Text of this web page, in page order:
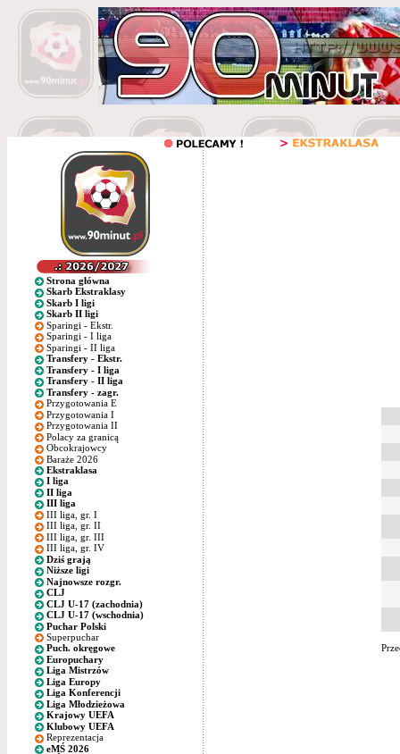
Strona główna
Skarb Ekstraklasy
Skarb I ligi
Skarb II ligi
Sparingi - Ekstr.
Sparingi - I liga
Sparingi - II liga
Transfery - Ekstr.
Transfery - I liga
Transfery - II liga
Transfery - zagr.
Przygotowania E
Przygotowania I
Przygotowania II
Polacy za granicą
Obcokrajowcy
Baraże 2026
Ekstraklasa
I liga
II liga
III liga
III liga, gr. I
III liga, gr. II
III liga, gr. III
III liga, gr. IV
Dziś grają
Niższe ligi
Najnowsze rozgr.
CLJ
CLJ U-17 (zachodnia)
CLJ U-17 (wschodnia)
Puchar Polski
Superpuchar
Puch. okręgowe
Europuchary
Liga Mistrzów
Liga Europy
Liga Konferencji
Liga Młodzieżowa
Krajowy UEFA
Klubowy UEFA
Reprezentacja
eMŚ 2026